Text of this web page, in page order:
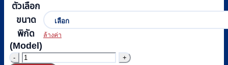
ตัวเลือก
ขนาด
พิกัด
(Model)
ล้างค่า
จำนวน